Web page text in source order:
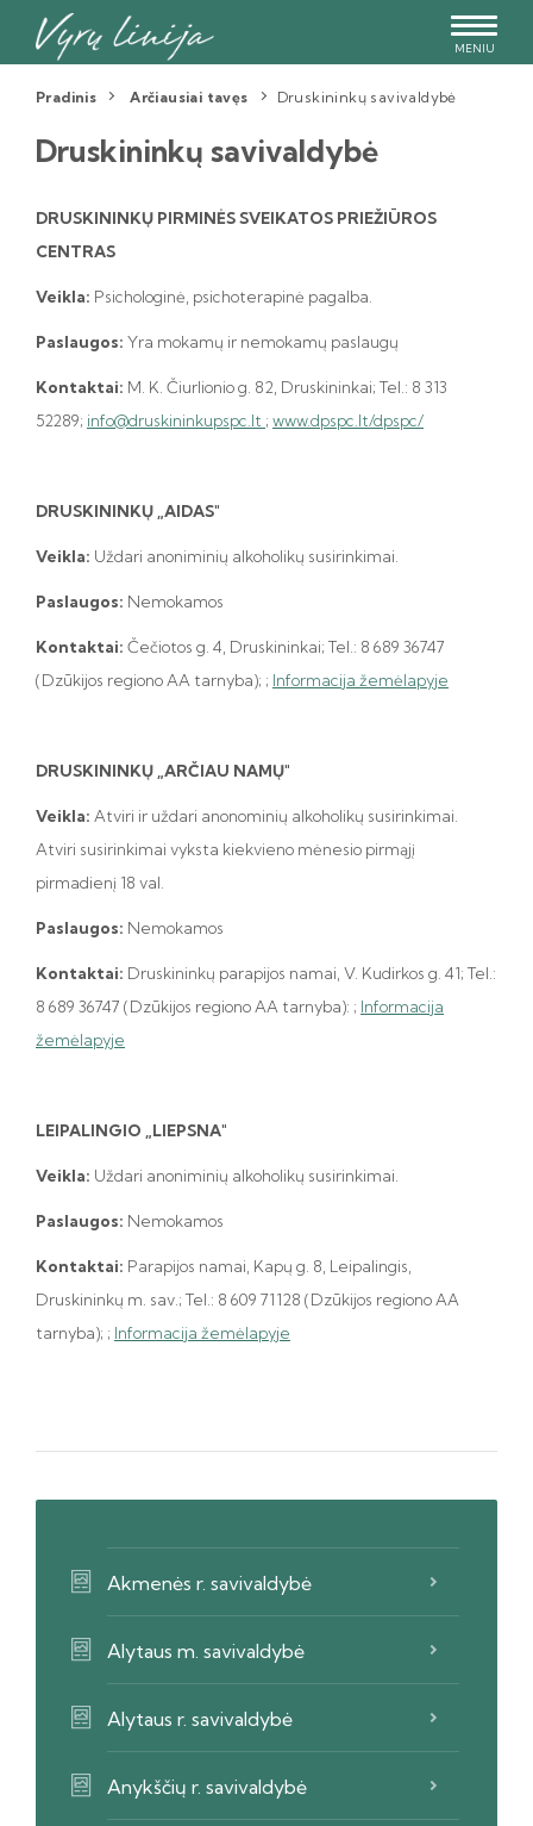
MENIU
Pradinis Arčiausiai tavęs Druskininkų savivaldybė
Druskininkų savivaldybė
DRUSKININKŲ PIRMINĖS SVEIKATOS PRIEŽIŪROS
CENTRAS
Veikla: Psichologinė, psichoterapinė pagalba.
Paslaugos: Yra mokamų ir nemokamų paslaugų
Kontaktai: M. K. Čiurlionio g. 82, Druskininkai; Tel.: 8 313
52289; info@druskininkupspc.lt ; www.dpspc.lt/dpspc/
DRUSKININKŲ „AIDAS"
Veikla: Uždari anoniminių alkoholikų susirinkimai.
Paslaugos: Nemokamos
Kontaktai: Čečiotos g. 4, Druskininkai; Tel.: 8 689 36747
(Dzūkijos regiono AA tarnyba); ; Informacija žemėlapyje
DRUSKININKŲ „ARČIAU NAMŲ"
Veikla: Atviri ir uždari anonominių alkoholikų susirinkimai.
Atviri susirinkimai vyksta kiekvieno mėnesio pirmąjį
pirmadienį 18 val.
Paslaugos: Nemokamos
Kontaktai: Druskininkų parapijos namai, V. Kudirkos g. 41; Tel.:
8 689 36747 (Dzūkijos regiono AA tarnyba): ; Informacija
žemėlapyje
LEIPALINGIO „LIEPSNA"
Veikla: Uždari anoniminių alkoholikų susirinkimai.
Paslaugos: Nemokamos
Kontaktai: Parapijos namai, Kapų g. 8, Leipalingis,
Druskininkų m. sav.; Tel.: 8 609 71128 (Dzūkijos regiono AA
tarnyba); ; Informacija žemėlapyje
Akmenės r. savivaldybė
Alytaus m. savivaldybė
Alytaus r. savivaldybė
Anykščių r. savivaldybė